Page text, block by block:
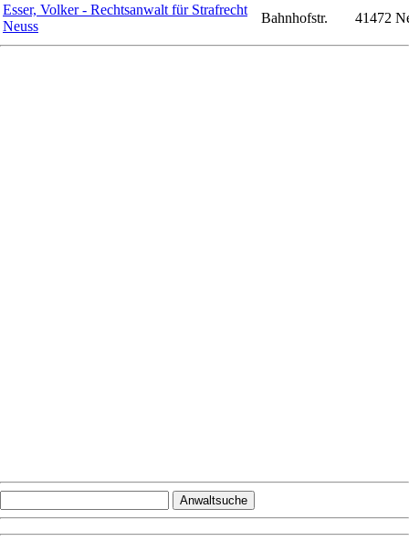
Esser, Volker - Rechtsanwalt für Strafrecht
Neuss
Bahnhofstr. 41472